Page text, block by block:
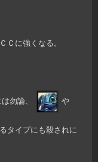
Ｃに強くなる。
勿論、 や
タイプにも殺されに